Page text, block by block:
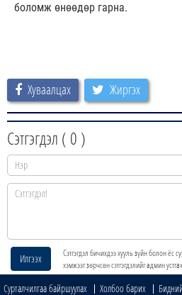
боломж өнөөдөр гарна.
Хуваалцах Жиргэх
Сэтгэгдэл ( 0 )
Илгээх
Сэтгэгдэл бичихдээ хууль зүйн болон ёс
хэмжээг зөрчсөн сэтгэгдэлийг админ
Сурталчилгаа байршуулах Холбоо барих